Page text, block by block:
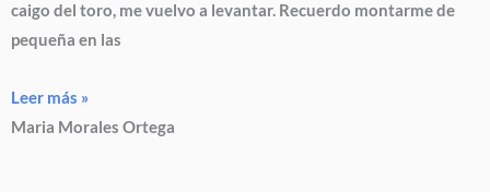
caigo del toro, me vuelvo a levantar. Recuerdo montarme de
pequeña en las
Leer más »
Maria Morales Ortega